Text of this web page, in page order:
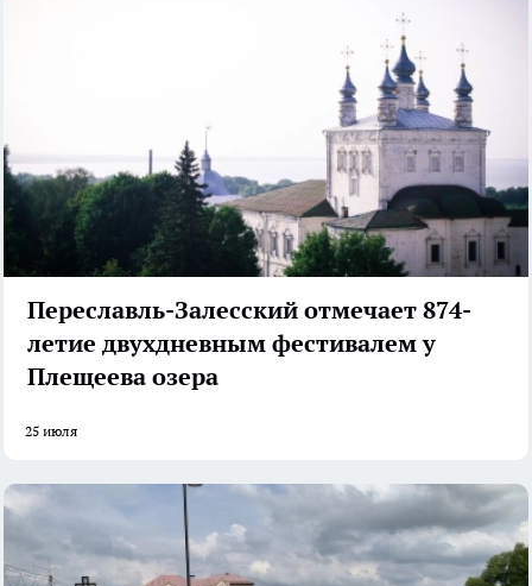
Переславль-Залесский отмечает 874-
летие двухдневным фестивалем у
Плещеева озера
25 июля